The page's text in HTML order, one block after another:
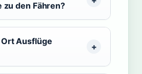
den Fähren?
Ausflüge